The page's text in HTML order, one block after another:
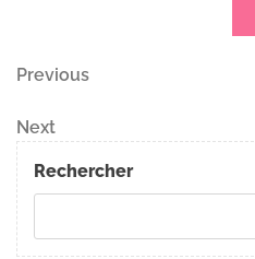
Navigation
de
l’article
Previous
Previous
Next
Post
Next
Rechercher